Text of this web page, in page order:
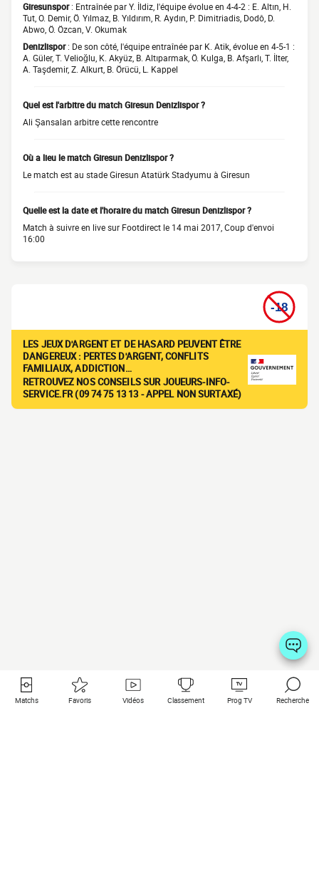
Giresunspor: Entraînée par Y. İldiz, l'équipe évolue en 4-4-2 : E. Altın, H.
Tut, O. Demir, Ö. Yılmaz, B. Yıldırım, R. Aydın, P. Dimitriadis, Dodô, D.
Abwo, Ö. Özcan, V. Okumak
Denizlispor: De son côté, l'équipe entraînée par K. Atik, évolue en 4-5-1 :
A. Güler, T. Velioğlu, K. Akyüz, B. Altıparmak, Ö. Kulga, B. Afşarlı, T. İlter,
A. Taşdemir, Z. Alkurt, B. Örücü, L. Kappel
Quel est l'arbitre du match Giresun Denizlispor ?
Ali Şansalan arbitre cette rencontre
Où a lieu le match Giresun Denizlispor ?
Le match est au stade Giresun Atatürk Stadyumu à Giresun
Quelle est la date et l'horaire du match Giresun Denizlispor ?
Match à suivre en live sur Footdirect le 14 mai 2017, Coup d'envoi
16:00
LES JEUX D'ARGENT ET DE HASARD PEUVENT ÊTRE
DANGEREUX : PERTES D'ARGENT, CONFLITS
FAMILIAUX, ADDICTION…
RETROUVEZ NOS CONSEILS SUR JOUEURS-INFO-
SERVICE.FR (09 74 75 13 13 - APPEL NON SURTAXÉ)
Matchs Favoris Vidéos Classement Prog TV Recherche